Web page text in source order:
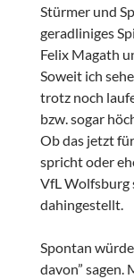
Stürmer und
geradliniges
Felix Magath
Soweit ich
trotz noch
bzw. sogar
Ob das jetzt
spricht oder
VfL Wolfsburg
dahingestellt.
Spontan
davon” sagen.